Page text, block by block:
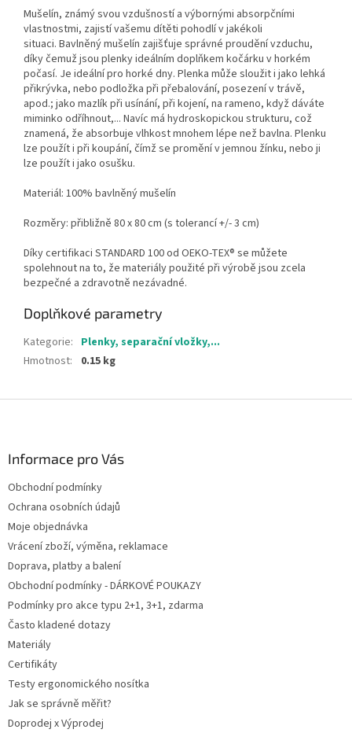
Mušelín, známý svou vzdušností a výbornými absorpčními
vlastnostmi, zajistí vašemu dítěti pohodlí v jakékoli
situaci. Bavlněný mušelín zajišťuje správné proudění vzduchu,
díky čemuž jsou plenky ideálním doplňkem kočárku v horkém
počasí. Je ideální pro horké dny. Plenka může sloužit i jako lehká
přikrývka, nebo podložka při přebalování, posezení v trávě,
apod.; jako mazlík při usínání, při kojení, na rameno, když dáváte
miminko odříhnout,... Navíc má hydroskopickou strukturu, což
znamená, že absorbuje vlhkost mnohem lépe než bavlna. Plenku
lze použít i při koupání, čímž se promění v jemnou žínku, nebo ji
lze použít i jako osušku.
Materiál: 100% bavlněný mušelín
Rozměry: přibližně 80 x 80 cm (s tolerancí +/- 3 cm)
Díky certifikaci STANDARD 100 od OEKO-TEX® se můžete
spolehnout na to, že materiály použité při výrobě jsou zcela
bezpečné a zdravotně nezávadné.
Doplňkové parametry
Kategorie: Plenky, separační vložky,...
Hmotnost: 0.15 kg
Informace pro Vás
Obchodní podmínky
Ochrana osobních údajů
Moje objednávka
Vrácení zboží, výměna, reklamace
Doprava, platby a balení
Obchodní podmínky - DÁRKOVÉ POUKAZY
Podmínky pro akce typu 2+1, 3+1, zdarma
Často kladené dotazy
Materiály
Certifikáty
Testy ergonomického nosítka
Jak se správně měřit?
Doprodej x Výprodej